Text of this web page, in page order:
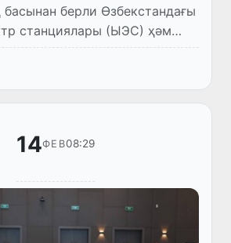
берли Өзбекстандағы
станциялары (ЫЭС) ҳәм
орайлары (ЫЭО) тәрепинен
кВт/саат электр энергиясы
Бул...
14ФЕВ08:29